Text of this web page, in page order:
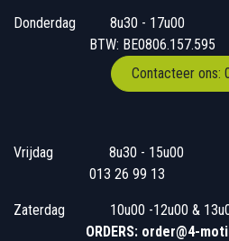
Donderdag
​​8u30
BTW:
Contacteer ons:
Vrijdag
​8u30
013 26 99 13
Zaterdag
​10u00 -
ORDERS: order@4-